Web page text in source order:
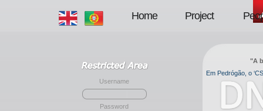
"A
Em Pedrógão, o
Username
Password
Home Project